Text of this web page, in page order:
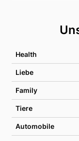
Health
Liebe
Family
Tiere
Automobile